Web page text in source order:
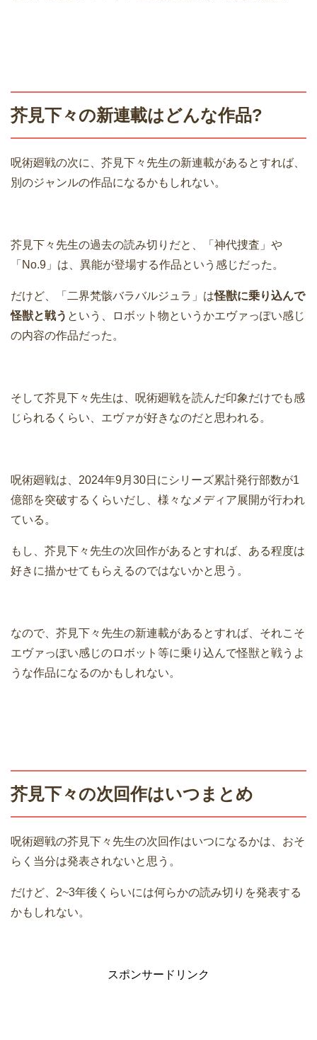
芥見下々の新連載はどんな作品?
呪術廻戦の次に、芥見下々先生の新連載があるとすれば、
別のジャンルの作品になるかもしれない。
芥見下々先生の過去の読み切りだと、「神代捜査」や
「No.9」は、異能が登場する作品という感じだった。
だけど、「二界梵骸バラバルジュラ」は怪獣に乗り込んで
怪獣と戦う という、ロボット物というかエヴァっぽい感じ
の内容の作品だった。
そして芥見下々先生は、呪術廻戦を読んだ印象だけでも感
じられるくらい、エヴァが好きなのだと思われる。
呪術廻戦は、2024年9月30日にシリーズ累計発行部数が1
億部を突破するくらいだし、様々なメディア展開が行われ
ている。
もし、芥見下々先生の次回作があるとすれば、ある程度は
好きに描かせてもらえるのではないかと思う。
なので、芥見下々先生の新連載があるとすれば、それこそ
エヴァっぽい感じのロボット等に乗り込んで怪獣と戦うよ
うな作品になるのかもしれない。
芥見下々の次回作はいつまとめ
呪術廻戦の芥見下々先生の次回作はいつになるかは、おそ
らく当分は発表されないと思う。
だけど、2~3年後くらいには何らかの読み切りを発表する
かもしれない。
スポンサードリンク